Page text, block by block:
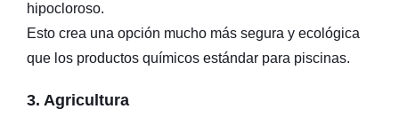
hipocloroso.
Esto crea una opción mucho más segura y ecológica
que los productos químicos estándar para piscinas.
3. Agricultura